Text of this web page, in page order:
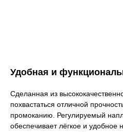
Удобная и
Сделанная из
похвастаться отличной
промоканию. Регулируемый
обеспечивает лёгкое и удобное